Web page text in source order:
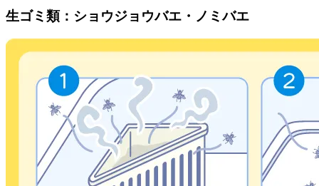
生ゴミ類：ショウジョウバエ・ノミバエ